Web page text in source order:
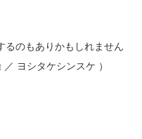
るのもありかもしれません
ヨシタケシンスケ ）